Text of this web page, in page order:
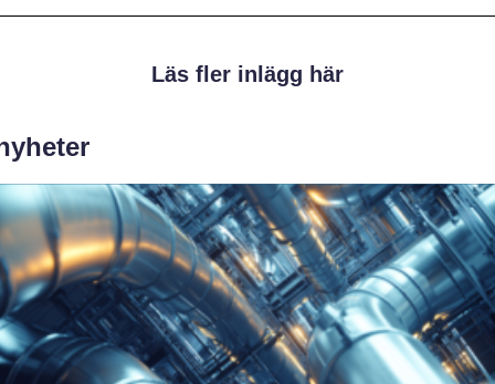
Läs fler inlägg här